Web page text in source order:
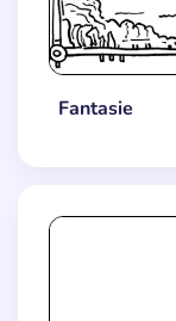
Fantasie